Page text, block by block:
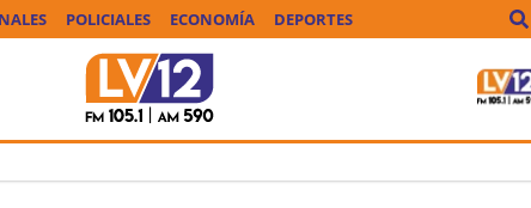
POLICIALES ECONOMÍA DEPORTES